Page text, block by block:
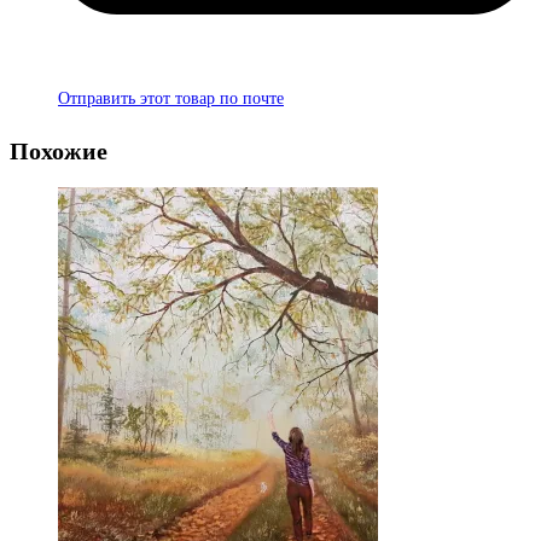
Отправить этот товар по почте
Похожие